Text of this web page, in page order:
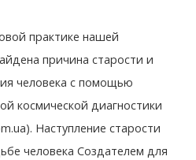
практике нашей
причина старости и
человека с помощью
космической диагностики
Наступление старости
человека Создателем для